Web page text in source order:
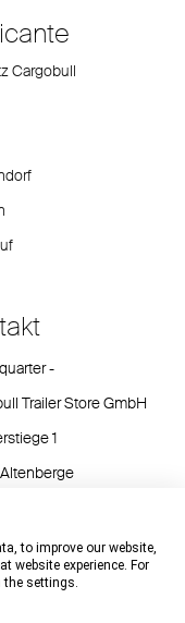
Cargobull
-
Trailer Store GmbH
1
cts@cargobull.com
to improve our website,
website experience. For
the settings.